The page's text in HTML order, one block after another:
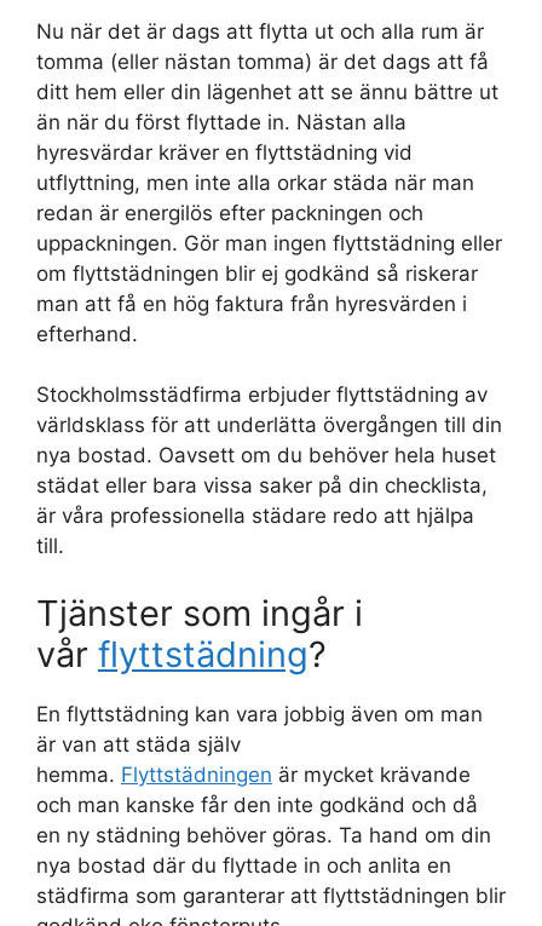
Nu när det är dags att flytta ut och alla rum är
tomma (eller nästan tomma) är det dags att få
ditt hem eller din lägenhet att se ännu bättre ut
än när du först flyttade in. Nästan alla
hyresvärdar kräver en flyttstädning vid
utflyttning, men inte alla orkar städa när man
redan är energilös efter packningen och
uppackningen. Gör man ingen flyttstädning eller
om flyttstädningen blir ej godkänd så riskerar
man att få en hög faktura från hyresvärden i
efterhand.
Stockholmsstädfirma erbjuder flyttstädning av
världsklass för att underlätta övergången till din
nya bostad. Oavsett om du behöver hela huset
städat eller bara vissa saker på din checklista,
är våra professionella städare redo att hjälpa
till.
Tjänster som ingår i
vår flyttstädning?
En flyttstädning kan vara jobbig även om man
är van att städa själv
hemma. Flyttstädningen är mycket krävande
och man kanske får den inte godkänd och då
en ny städning behöver göras. Ta hand om din
nya bostad där du flyttade in och anlita en
städfirma som garanterar att flyttstädningen blir